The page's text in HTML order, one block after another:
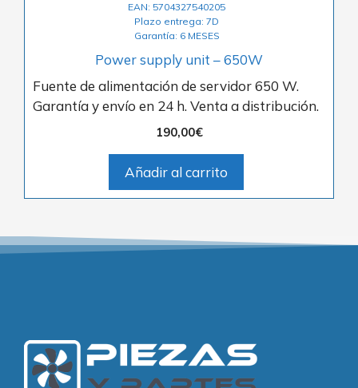
EAN: 5704327540205
Plazo entrega: 7D
Garantía: 6 MESES
Power supply unit – 650W
Fuente de alimentación de servidor 650 W.
Garantía y envío en 24 h. Venta a distribución.
190,00€
Añadir al carrito